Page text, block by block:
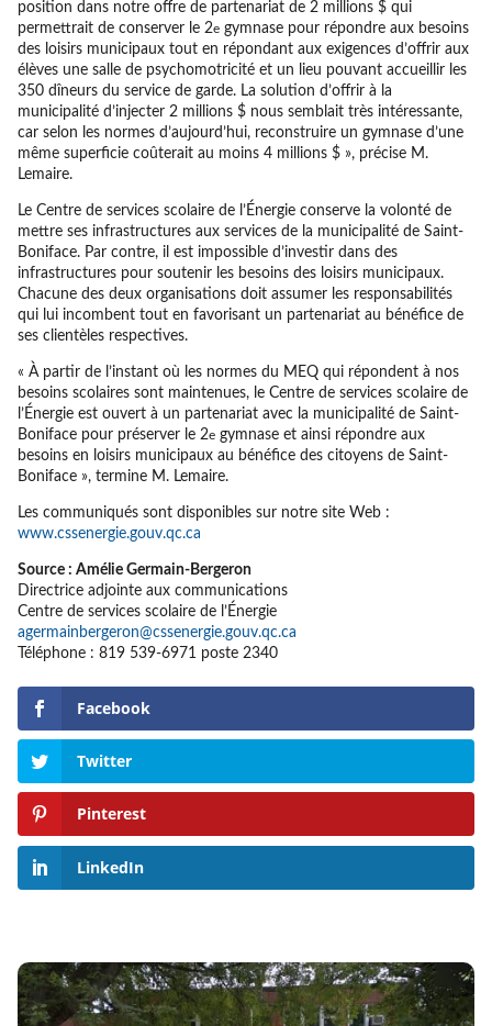
position dans notre offre de partenariat de 2 millions $ qui
permettrait de conserver le 2egymnase pour répondre aux besoins
des loisirs municipaux tout en répondant aux exigences d’offrir aux
élèves une salle de psychomotricité et un lieu pouvant accueillir les
350 dîneurs du service de garde. La solution d’offrir à la
municipalité d’injecter 2 millions $ nous semblait très intéressante,
car selon les normes d’aujourd’hui, reconstruire un gymnase d’une
même superficie coûterait au moins 4 millions $ », précise M.
Lemaire.
Le Centre de services scolaire de l’Énergie conserve la volonté de
mettre ses infrastructures aux services de la municipalité de Saint-
Boniface. Par contre, il est impossible d’investir dans des
infrastructures pour soutenir les besoins des loisirs municipaux.
Chacune des deux organisations doit assumer les responsabilités
qui lui incombent tout en favorisant un partenariat au bénéfice de
ses clientèles respectives.
« À partir de l’instant où les normes du MEQ qui répondent à nos
besoins scolaires sont maintenues, le Centre de services scolaire de
l’Énergie est ouvert à un partenariat avec la municipalité de Saint-
Boniface pour préserver le 2egymnase et ainsi répondre aux
besoins en loisirs municipaux au bénéfice des citoyens de Saint-
Boniface », termine M. Lemaire.
Les communiqués sont disponibles sur notre site Web :
www.cssenergie.gouv.qc.ca
Source : Amélie Germain-Bergeron
Directrice adjointe aux communications
Centre de services scolaire de l’Énergie
agermainbergeron@cssenergie.gouv.qc.ca
Téléphone : 819 539-6971 poste 2340
Facebook
Twitter
Pinterest
LinkedIn